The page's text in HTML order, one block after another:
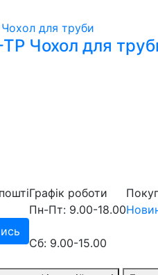
TP Чохол для
Графік роботи
Пн-Пт: 9.00-18.00
Сб: 9.00-15.00